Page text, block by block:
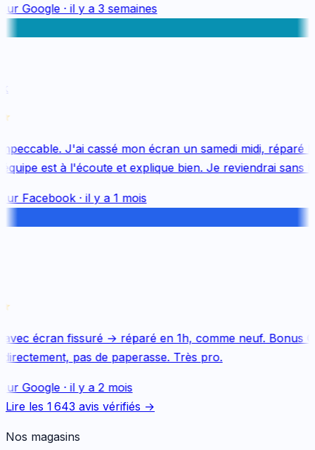
Google· il y a 3 semaines
J'ai cassé mon écran un samedi midi, réparé le
est à l'écoute et explique bien. Je reviendrai sans
Facebook· il y a 1 mois
écran fissuré → réparé en 1h, comme neuf. Bonus
pas de paperasse. Très pro.
Google· il y a 2 mois
Lire les 1 643 avis vérifiés →
Nos magasins